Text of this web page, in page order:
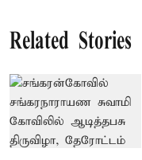
Related Stories